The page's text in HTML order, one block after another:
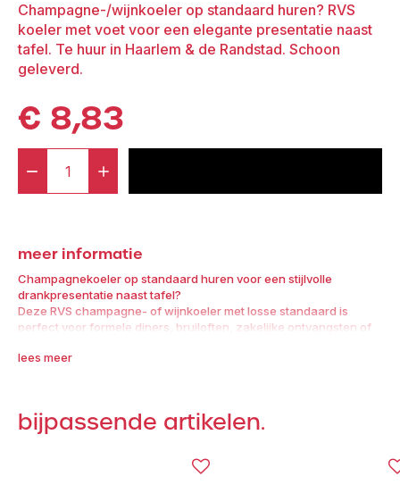
Champagne-/wijnkoeler op standaard huren? RVS
koeler met voet voor een elegante presentatie naast
tafel. Te huur in Haarlem & de Randstad. Schoon
geleverd.
€ 8,83
-
Standaard
Wijn
koeler
aantal
+
meer informatie
Champagnekoeler op standaard huren voor een stijlvolle
drankpresentatie naast tafel?
Deze RVS champagne- of wijnkoeler met losse standaard is
perfect voor formele diners, bruiloften, zakelijke ontvangsten of
voet, waardoor flessen koud blijven én het tafeloppervlak vrij
voor dit model van Broers Verhuur. De combinatie van glanzend
functioneel, maar ook visueel aantrekkelijk.
lees meer
bijpassende artikelen.